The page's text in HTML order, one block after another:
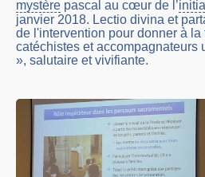
mystère pascal au cœur de l’
janvier 2018. Lectio divina et
de l'intervention pour donner à la
catéchistes et accompagnateurs
», salutaire et vivifiante.